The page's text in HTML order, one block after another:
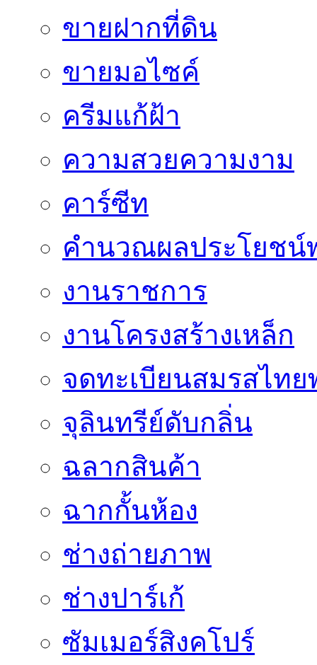
ขายฝากที่ดิน
ขายมอไซค์
ครีมแก้ฝ้า
ความสวยความงาม
คาร์ซีท
คำนวณผลประโยชน์
งานราชการ
งานโครงสร้างเหล็ก
จดทะเบียนสมรสไท
จุลินทรีย์ดับกลิ่น
ฉลากสินค้า
ฉากกั้นห้อง
ช่างถ่ายภาพ
ช่างปาร์เก้
ซัมเมอร์สิงคโปร์